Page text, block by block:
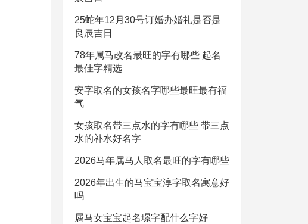
25蛇年12月30号订婚办婚礼是否是
良辰吉日
78年属马改名最旺的字有哪些 起名
最佳字精选
安字取名的女孩名字哪些最旺最有福
气
女孩取名带三点水的字有哪些 带三点
水的补水好名字
2026马年属马人取名最旺的字有哪些
2026年出生的马宝宝淳字取名寓意好
吗
属马女宝宝起名璟字配什么字好